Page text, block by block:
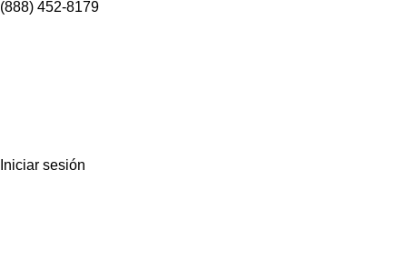
(888) 452-8179
Iniciar sesión